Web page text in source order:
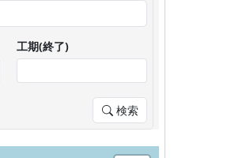
工期(終了)
検索